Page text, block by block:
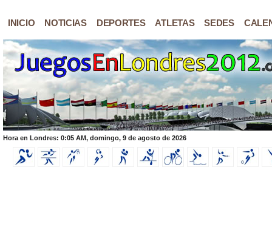
INICIO NOTICIAS DEPORTES ATLETAS SEDES
Hora en Londres: 0:05 AM, domingo, 9 de agosto de 2026